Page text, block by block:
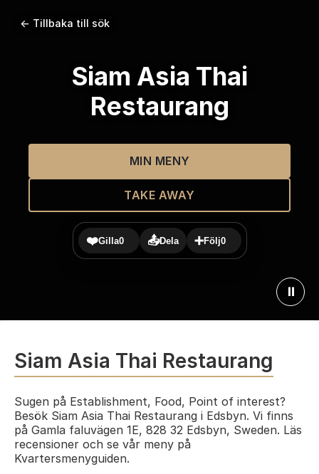
← Tillbaka till sök
Siam Asia Thai
Restaurang
MIN MENY
TAKE AWAY
❤️Gilla0 📤Dela ➕Följ0
⏸
Siam Asia Thai Restaurang
Sugen på Establishment, Food, Point of interest?
Besök Siam Asia Thai Restaurang i Edsbyn. Vi finns
på Gamla faluvägen 1E, 828 32 Edsbyn, Sweden. Läs
recensioner och se vår meny på
Kvartersmenyguiden.